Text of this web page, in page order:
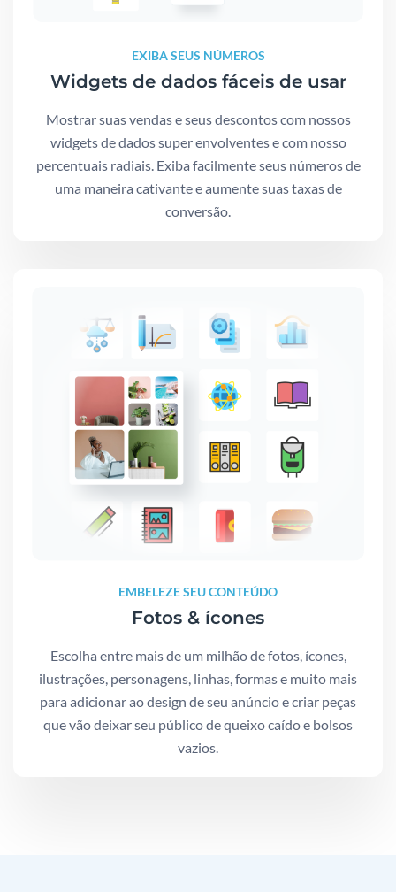
EXIBA SEUS NÚMEROS
Widgets de dados fáceis de usar
Mostrar suas vendas e seus descontos com nossos
widgets de dados super envolventes e com nosso
percentuais radiais. Exiba facilmente seus números de
uma maneira cativante e aumente suas taxas de
conversão.
EMBELEZE SEU CONTEÚDO
Fotos & ícones
Escolha entre mais de um milhão de fotos, ícones,
ilustrações, personagens, linhas, formas e muito mais
para adicionar ao design de seu anúncio e criar peças
que vão deixar seu público de queixo caído e bolsos
vazios.